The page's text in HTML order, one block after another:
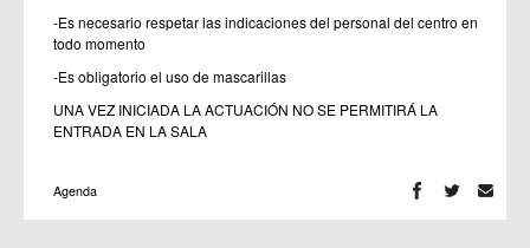
-Es necesario respetar las indicaciones del personal del centro en
todo momento
-Es obligatorio el uso de mascarillas
UNA VEZ INICIADA LA ACTUACIÓN NO SE PERMITIRÁ LA
ENTRADA EN LA SALA
Agenda